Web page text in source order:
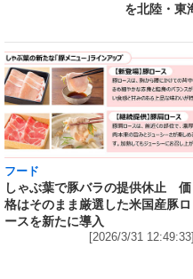
を北陸・東
フード
しゃぶ葉で豚バラの提供休止 価
格はそのまま厳選した米国産豚ロ
ースを新たに導入
[2026/3/31 12:49:33]